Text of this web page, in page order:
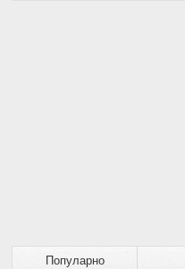
Популарно